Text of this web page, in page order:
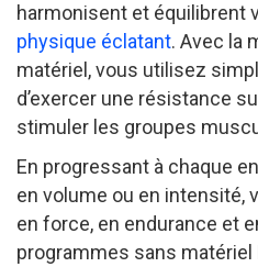
harmonisent et équilibrent
physique éclatant. Avec la
matériel, vous utilisez
d’exercer une résistance
stimuler les groupes
En progressant à chaque
en volume ou en intensité,
en force, en endurance et
programmes sans